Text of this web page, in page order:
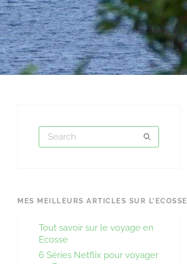
MES MEILLEURS ARTICLES SUR L’ECOSSE
Tout savoir sur le voyage en
Ecosse
6 Séries Netflix pour voyager